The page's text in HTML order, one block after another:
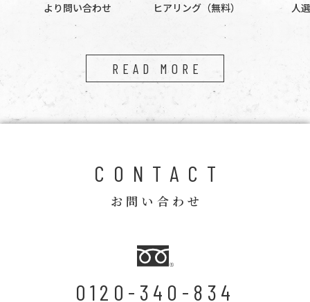
より問い合わせ
ヒアリング（無料）
人選
READ MORE
CONTACT
お問い合わせ
0120-340-834